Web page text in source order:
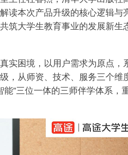
读本次产品升级的核心逻辑与
筑大学生教育事业的发展新生
实困境，以用户需求为原点，
，从师资、技术、服务三个维
”三位一体的三师伴学体系，